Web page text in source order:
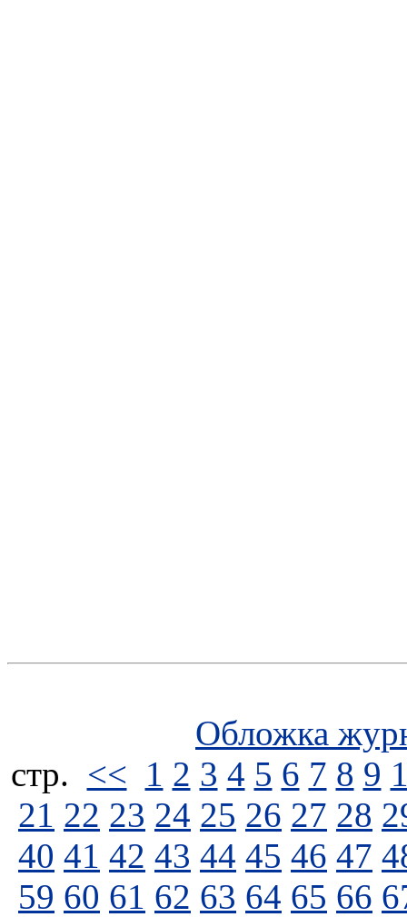
Обложка
стp. << 1 2 3 4 5 6 7 8 9
21 22 23 24 25 26 27 28
40 41 42 43 44 45 46 47
59 60 61 62 63 64 65 66